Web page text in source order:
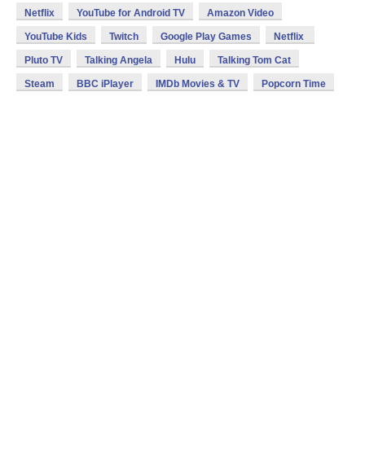
Netflix YouTube for Android TV Amazon Video
YouTube Kids Twitch Google Play Games Netflix
Pluto TV Talking Angela Hulu Talking Tom Cat
Steam BBC iPlayer IMDb Movies & TV Popcorn Time